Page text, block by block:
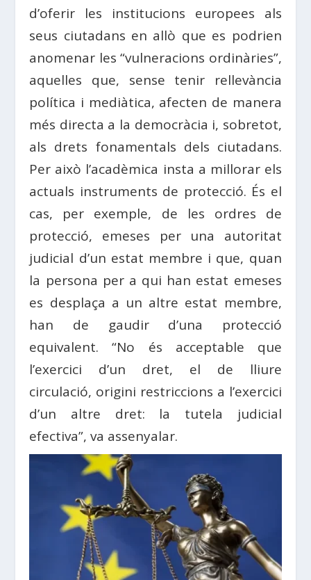
d’oferir les institucions europees als
seus ciutadans en allò que es podrien
anomenar les “vulneracions ordinàries”,
aquelles que, sense tenir rellevància
política i mediàtica, afecten de manera
més directa a la democràcia i, sobretot,
als drets fonamentals dels ciutadans.
Per això l’acadèmica insta a millorar els
actuals instruments de protecció. És el
cas, per exemple, de les ordres de
protecció, emeses per una autoritat
judicial d’un estat membre i que, quan
la persona per a qui han estat emeses
es desplaça a un altre estat membre,
han de gaudir d’una protecció
equivalent. “No és acceptable que
l’exercici d’un dret, el de lliure
circulació, origini restriccions a l’exercici
d’un altre dret: la tutela judicial
efectiva”, va assenyalar.